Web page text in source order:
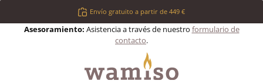
Saltar al contenido principalEnvío gratuito a partir de 449 €
Asesoramiento: Asistencia a través de nuestro formulario de
contacto.